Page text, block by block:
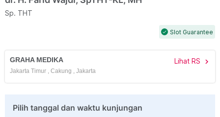
Sp. THT
check Slot Guarantee
GRAHA MEDIKA Lihat RS chevron_right
Jakarta Timur , Cakung , Jakarta
Pilih tanggal dan waktu kunjungan